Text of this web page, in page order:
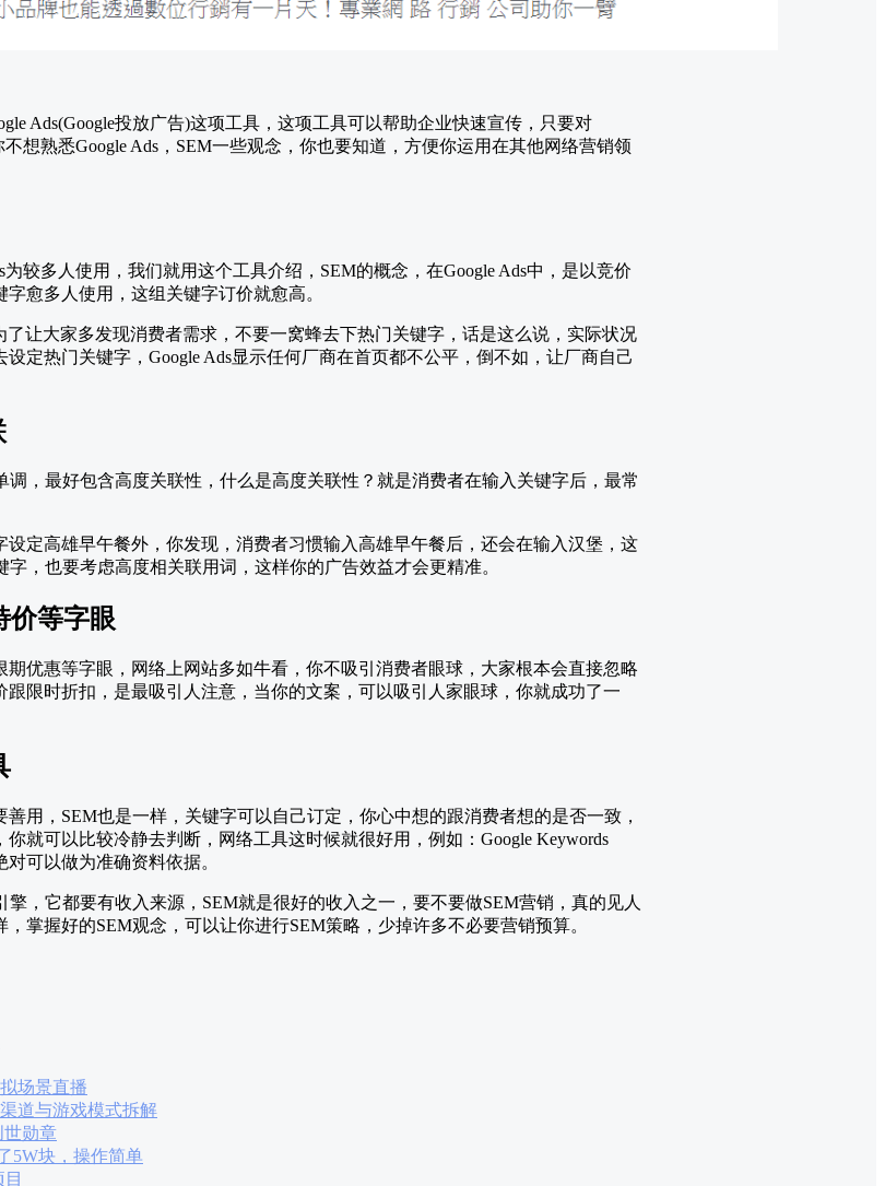
Ads(Google投放广告)这项工具，这项工具可以帮助企业快速宣传，只要对
想熟悉Google Ads，SEM一些观念，你也要知道，方便你运用在其他网络营销领
较多人使用，我们就用这个工具介绍，SEM的概念，在Google Ads中，是以竞价
愈多人使用，这组关键字订价就愈高。
了让大家多发现消费者需求，不要一窝蜂去下热门关键字，话是这么说，实际状况
定热门关键字，Google Ads显示任何厂商在首页都不公平，倒不如，让厂商自己
，最好包含高度关联性，什么是高度关联性？就是消费者在输入关键字后，最常
定高雄早午餐外，你发现，消费者习惯输入高雄早午餐后，还会在输入汉堡，这
，也要考虑高度相关联用词，这样你的广告效益才会更精准。
价等字眼
优惠等字眼，网络上网站多如牛看，你不吸引消费者眼球，大家根本会直接忽略
限时折扣，是最吸引人注意，当你的文案，可以吸引人家眼球，你就成功了一
用，SEM也是一样，关键字可以自己订定，你心中想的跟消费者想的是否一致，
就可以比较冷静去判断，网络工具这时候就很好用，例如：Google Keywords
可以做为准确资料依据。
，它都要有收入来源，SEM就是很好的收入之一，要不要做SEM营销，真的见人
掌握好的SEM观念，可以让你进行SEM策略，少掉许多不必要营销预算。
场景直播
道与游戏模式拆解
世勋章
5W块，操作简单